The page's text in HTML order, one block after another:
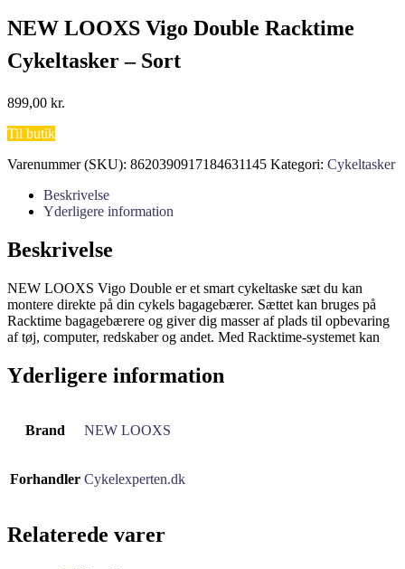
NEW LOOXS Vigo Double Racktime
Cykeltasker – Sort
899,00 kr.
Til butik
Varenummer (SKU): 8620390917184631145 Kategori: Cykeltasker
Beskrivelse
Yderligere information
Beskrivelse
NEW LOOXS Vigo Double er et smart cykeltaske sæt du kan
montere direkte på din cykels bagagebærer. Sættet kan bruges på
Racktime bagagebærere og giver dig masser af plads til opbevaring
af tøj, computer, redskaber og andet. Med Racktime-systemet kan
Yderligere information
Brand NEW LOOXS
Forhandler Cykelexperten.dk
Relaterede varer